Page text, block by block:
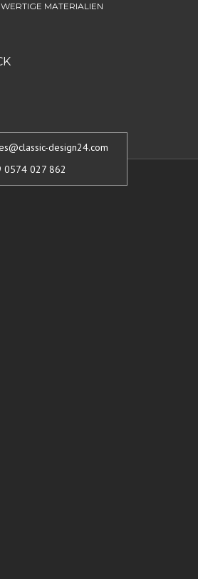
MATERIALIEN
design24.com
0574 027 862